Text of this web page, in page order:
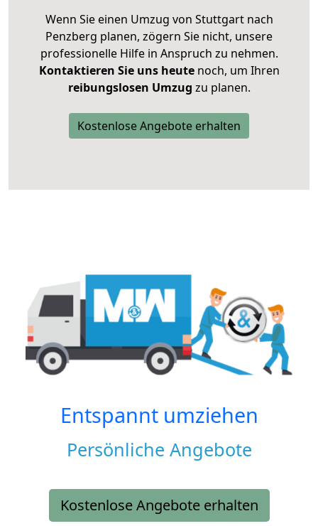
Wenn Sie einen Umzug von Stuttgart nach
Penzberg planen, zögern Sie nicht, unsere
professionelle Hilfe in Anspruch zu nehmen.
Kontaktieren Sie uns heutenoch, um Ihren
reibungslosen Umzug zu planen.
Kostenlose Angebote erhalten
Entspannt umziehen
Persönliche Angebote
Kostenlose Angebote erhalten